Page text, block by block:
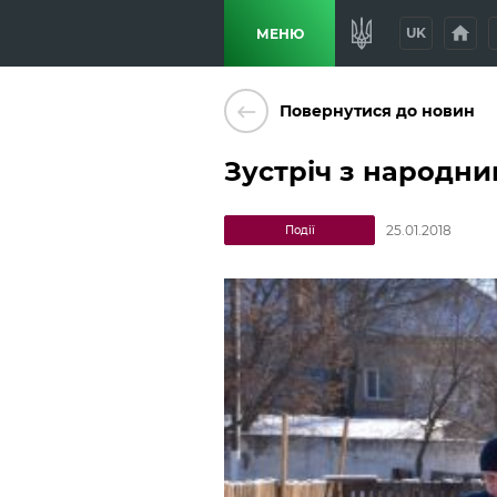
МЕНЮ UK home
keyboard_backspace Повернутися до новин
Зустріч з
Події 25.01.2018